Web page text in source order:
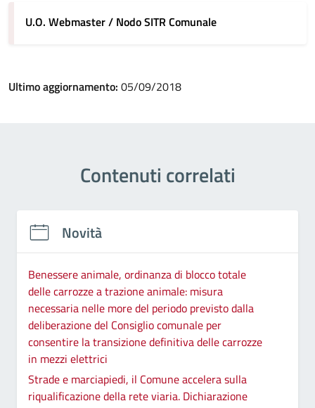
U.O. Webmaster / Nodo SITR Comunale
Ultimo aggiornamento: 05/09/2018
Contenuti correlati
Novità
Benessere animale, ordinanza di blocco totale
delle carrozze a trazione animale: misura
necessaria nelle more del periodo previsto dalla
deliberazione del Consiglio comunale per
consentire la transizione definitiva delle carrozze
in mezzi elettrici
Strade e marciapiedi, il Comune accelera sulla
riqualificazione della rete viaria. Dichiarazione